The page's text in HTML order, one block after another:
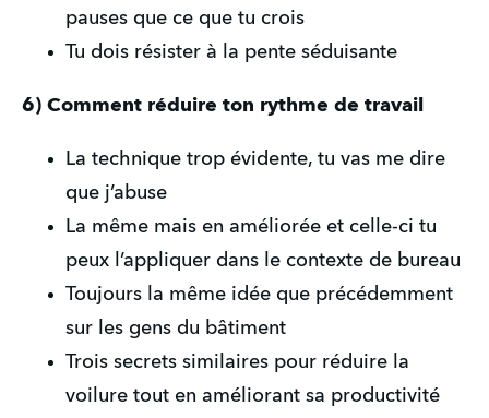
pauses que ce que tu crois
Tu dois résister à la pente séduisante
6) Comment réduire ton rythme de travail
La technique trop évidente, tu vas me dire
que j’abuse
La même mais en améliorée et celle-ci tu
peux l’appliquer dans le contexte de bureau
Toujours la même idée que précédemment
sur les gens du bâtiment
Trois secrets similaires pour réduire la
voilure tout en améliorant sa productivité